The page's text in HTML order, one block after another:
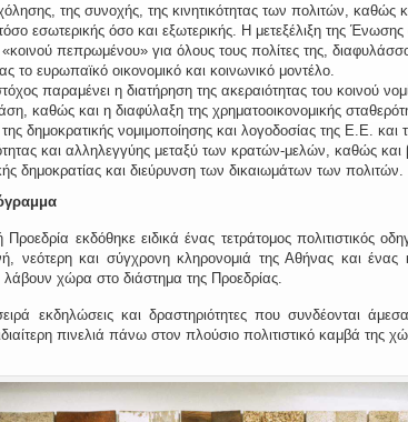
της συνοχής, της κινητικότητας των πολιτών, καθώς
εσωτερικής όσο και εξωτερικής. Η μετεξέλιξη της Ένωσης
πεπρωμένου» για όλους τους πολίτες της,
το ευρωπαϊκό οικονομικό και κοινωνικό μοντέλο.
παραμένει η διατήρηση της ακεραιότητας του κοινού
καθώς και η διαφύλαξη της χρηματοοικονομικής
δημοκρατικής νομιμοποίησης και λογοδοσίας της Ε.Ε.
και αλληλεγγύης μεταξύ των κρατών-μελών, καθώς και
δημοκρατίας και διεύρυνση των δικαιωμάτων των πολιτών.
Προεδρία εκδόθηκε ειδικά ένας τετράτομος πολιτιστικός
νεότερη και σύγχρονη κληρονομιά της Αθήνας και ένας
χώρα στο διάστημα της Προεδρίας.
εκδηλώσεις και δραστηριότητες που συνδέονται
πινελιά πάνω στον πλούσιο πολιτιστικό καμβά της